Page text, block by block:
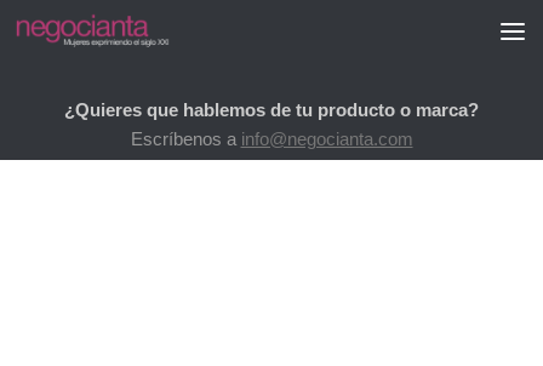
Saltar al contenido
¿Quieres que hablemos de tu producto o marca?
Escríbenos a info@negocianta.com